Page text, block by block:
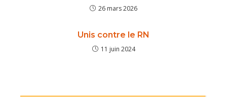
26 mars 2026
Unis contre le RN
11 juin 2024